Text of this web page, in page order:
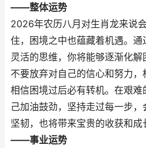
——整体运势
2026年农历八月对生肖龙来说
住，困境之中也蕴藏着机遇。
灵活的思维，你将能够逐渐化解
不要放弃对自己的信心和努力，
相信困境过后必有转机。在艰
己加油鼓劲，坚持走过每一步
坚韧，也将带来宝贵的收获和成
——事业运势